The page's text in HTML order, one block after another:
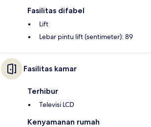
Fasilitas difabel
Lift
Lebar pintu lift (sentimeter): 89
Fasilitas kamar
Terhibur
Televisi LCD
Kenyamanan rumah